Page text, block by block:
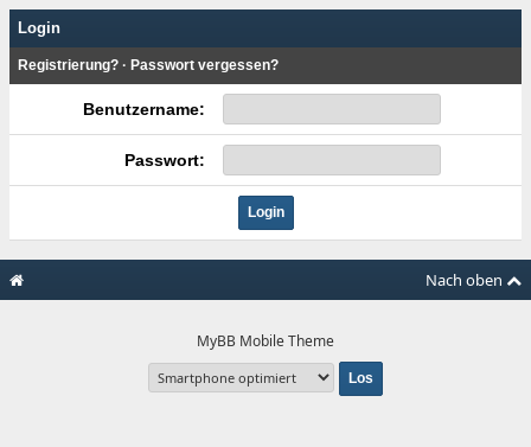
Login
Registrierung? · Passwort vergessen?
Benutzername:
Passwort:
Nach oben
MyBB Mobile Theme